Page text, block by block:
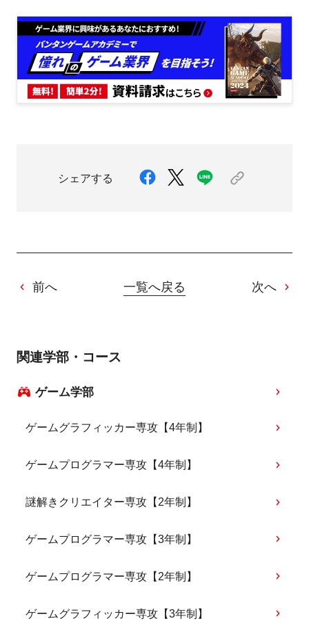
シェアする
前へ 一覧へ戻る 次へ
関連学部・コース
ゲーム学部
ゲームグラフィッカー専攻【4年制】
ゲームプログラマー専攻【4年制】
謎解きクリエイター専攻【2年制】
ゲームプログラマー専攻【3年制】
ゲームプログラマー専攻【2年制】
ゲームグラフィッカー専攻【3年制】